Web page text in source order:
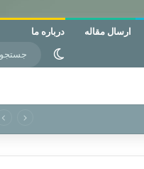
ارسال مقاله درباره ما
تغییر پوسته